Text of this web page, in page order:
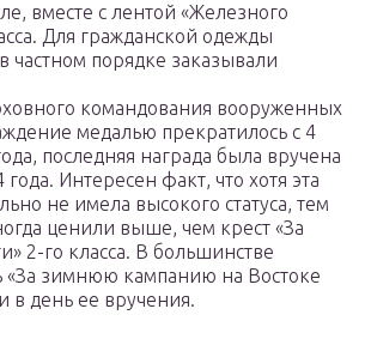
вместе с лентой «Железного
Для гражданской одежды
частном порядке заказывали
командования вооруженных
медалью прекратилось с 4
последняя награда была вручена
года. Интересен факт, что хотя эта
не имела высокого статуса, тем
ценили выше, чем крест «За
2-го класса. В большинстве
«За зимнюю кампанию на Востоке
в день ее вручения.